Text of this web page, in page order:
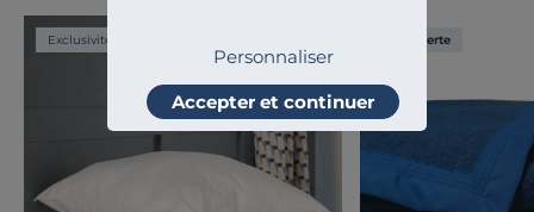
Personnaliser
Accepter et continuer
Exclusivité Liv. offerte